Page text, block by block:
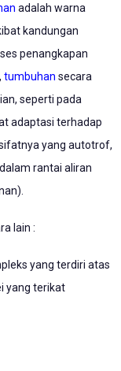
adalah warna
kandungan
penangkapan
tumbuhan secara
seperti pada
adaptasi terhadap
yang autotrof,
rantai aliran
lain :
yang terdiri atas
yang terikat